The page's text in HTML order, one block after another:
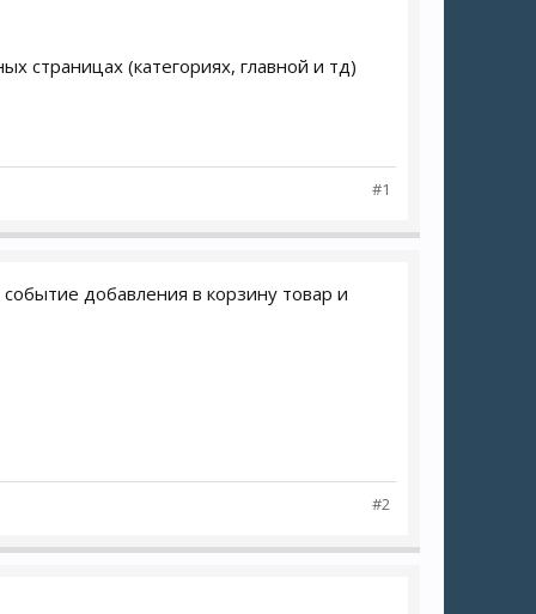
страницах (категориях, главной и тд)
#1
добавления в корзину товар и
#2